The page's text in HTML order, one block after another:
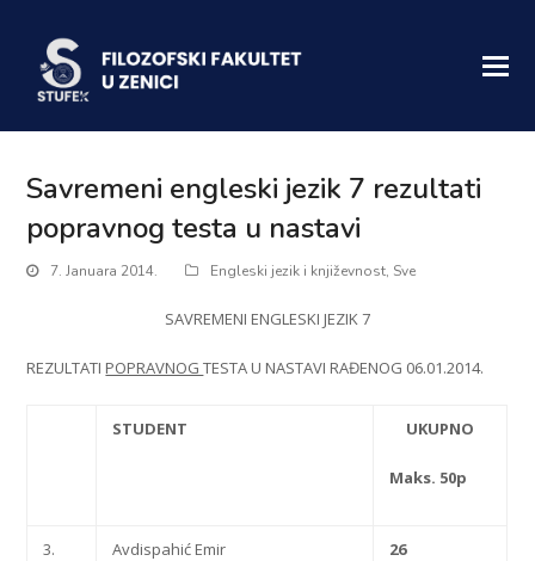
Savremeni engleski jezik 7 rezultati
popravnog testa u nastavi
7. Januara 2014. Engleski jezik i književnost, Sve
SAVREMENI ENGLESKI JEZIK 7
REZULTATI POPRAVNOGTESTA U NASTAVI RAĐENOG 06.01.2014.
STUDENT UKUPNO
Maks. 50p
3. Avdispahić Emir 26